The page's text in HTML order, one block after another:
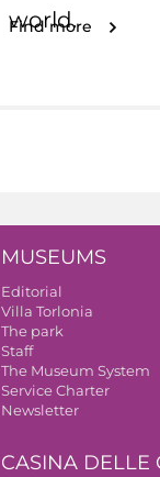
world.
Find more
MUSEUMS
Editorial
Villa Torlonia
The park
Staff
The Museum System
Service Charter
Newsletter
CASINA DELLE